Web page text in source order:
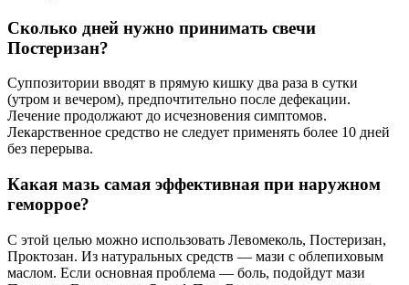
Сколько дней нужно принимать свечи
Постеризан?
Суппозитории вводят в прямую кишку два раза в сутки
(утром и вечером), предпочтительно после дефекации.
Лечение продолжают до исчезновения симптомов.
Лекарственное средство не следует применять более 10 дней
без перерыва.
Какая мазь самая эффективная при наружном
геморрое?
С этой целью можно использовать Левомеколь, Постеризан,
Проктозан. Из натуральных средств — мази с облепиховым
маслом. Если основная проблема — боль, подойдут мази